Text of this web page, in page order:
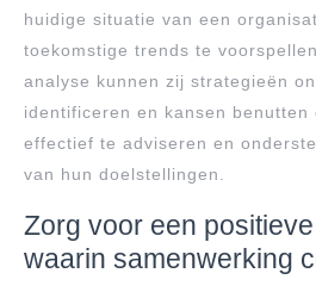
huidige situatie van een
toekomstige trends te
analyse kunnen zij strategieën
identificeren en kansen benutten
effectief te adviseren en
van hun doelstellingen.
Zorg voor een
waarin samenwerking